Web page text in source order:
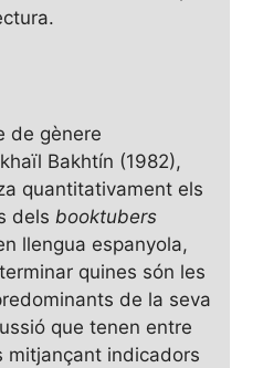
de gènere
Bakhtín (1982),
quantitativament els
dels booktubers
llengua espanyola,
quines són les
de la seva
que tenen entre
mitjançant indicadors